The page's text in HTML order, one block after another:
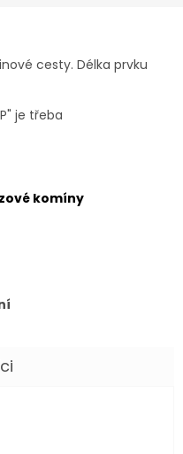
cesty. Délka prvku
je třeba
komíny
je 5 z 5 hvězdiček.